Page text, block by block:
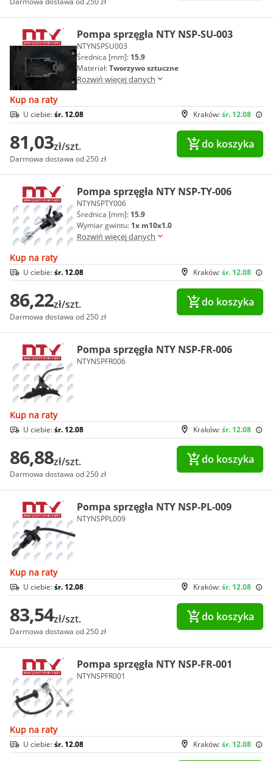
Pompa sprzęgła NTY NSP-SU-003
NTYNSPSU003
Średnica [mm]: 15.9
Materiał:Tworzywo sztuczne
Rozwiń więcej danych
Kup na raty
Kraków:śr. 12.08
U ciebie:śr. 12.08
81,03zł/szt.
Darmowa dostawa od 250 zł
do koszyka
Pompa sprzęgła NTY NSP-TY-006
NTYNSPTY006
Średnica [mm]: 15.9
Wymiar gwintu: 1x m10x1.0
Rozwiń więcej danych
Kup na raty
Kraków:śr. 12.08
U ciebie:śr. 12.08
86,22zł/szt.
Darmowa dostawa od 250 zł
do koszyka
Pompa sprzęgła NTY NSP-FR-006
NTYNSPFR006
Kup na raty
Kraków:śr. 12.08
U ciebie:śr. 12.08
86,88zł/szt.
Darmowa dostawa od 250 zł
do koszyka
Pompa sprzęgła NTY NSP-PL-009
NTYNSPPL009
Kup na raty
Kraków:śr. 12.08
U ciebie:śr. 12.08
83,54zł/szt.
Darmowa dostawa od 250 zł
do koszyka
Pompa sprzęgła NTY NSP-FR-001
NTYNSPFR001
Kup na raty
Kraków:śr. 12.08
U ciebie:śr. 12.08